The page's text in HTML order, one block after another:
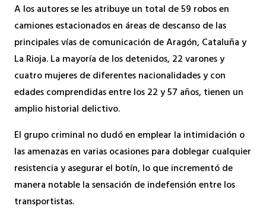
A los autores se les atribuye un total de 59 robos en
camiones estacionados en áreas de descanso de las
principales vías de comunicación de Aragón, Cataluña y
La Rioja. La mayoría de los detenidos, 22 varones y
cuatro mujeres de diferentes nacionalidades y con
edades comprendidas entre los 22 y 57 años, tienen un
amplio historial delictivo.
El grupo criminal no dudó en emplear la intimidación o
las amenazas en varias ocasiones para doblegar cualquier
resistencia y asegurar el botín, lo que incrementó de
manera notable la sensación de indefensión entre los
transportistas.